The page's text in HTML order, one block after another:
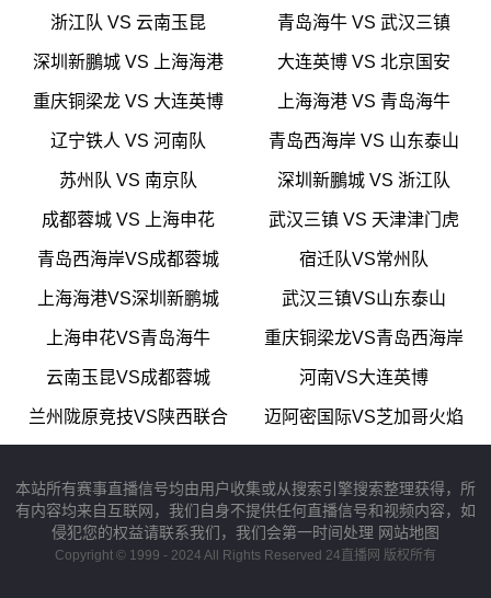
浙江队 VS 云南玉昆 青岛海牛 VS 武汉三镇
深圳新鵬城 VS 上海海港 大连英博 VS 北京国安
重庆铜梁龙 VS 大连英博 上海海港 VS 青岛海牛
辽宁铁人 VS 河南队 青岛西海岸 VS 山东泰山
苏州队 VS 南京队 深圳新鵬城 VS 浙江队
成都蓉城 VS 上海申花 武汉三镇 VS 天津津门虎
青岛西海岸VS成都蓉城 宿迁队VS常州队
上海海港VS深圳新鹏城 武汉三镇VS山东泰山
上海申花VS青岛海牛 重庆铜梁龙VS青岛西海岸
云南玉昆VS成都蓉城 河南VS大连英博
兰州陇原竞技VS陕西联合 迈阿密国际VS芝加哥火焰
本站所有赛事直播信号均由用户收集或从搜索引擎搜索整理获得，所
有内容均来自互联网，我们自身不提供任何直播信号和视频内容，如
侵犯您的权益请联系我们，我们会第一时间处理 网站地图
Copyright © 1999 - 2024 All Rights Reserved 24直播网 版权所有